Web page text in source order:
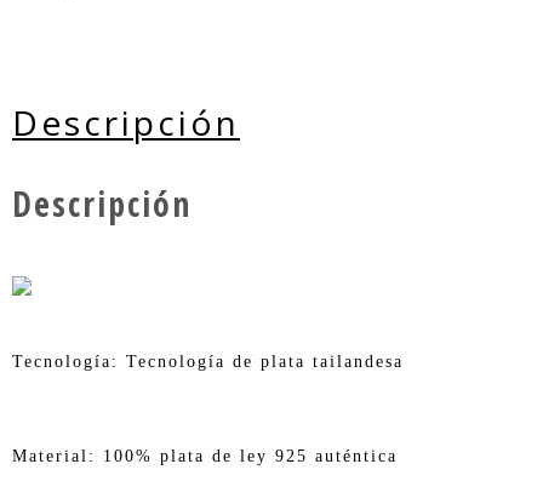
Descripción
Descripción
Tecnología: Tecnología de plata tailandesa
Material: 100% plata de ley 925 auténtica